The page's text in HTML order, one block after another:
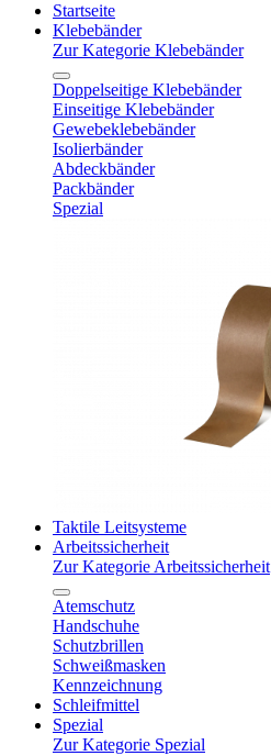
Startseite
Klebebänder
Zur Kategorie Klebebänder
Doppelseitige Klebebänder
Einseitige Klebebänder
Gewebeklebebänder
Isolierbänder
Abdeckbänder
Packbänder
Spezial
Taktile Leitsysteme
Arbeitssicherheit
Zur Kategorie Arbeitssicherheit
Atemschutz
Handschuhe
Schutzbrillen
Schweißmasken
Kennzeichnung
Schleifmittel
Spezial
Zur Kategorie Spezial